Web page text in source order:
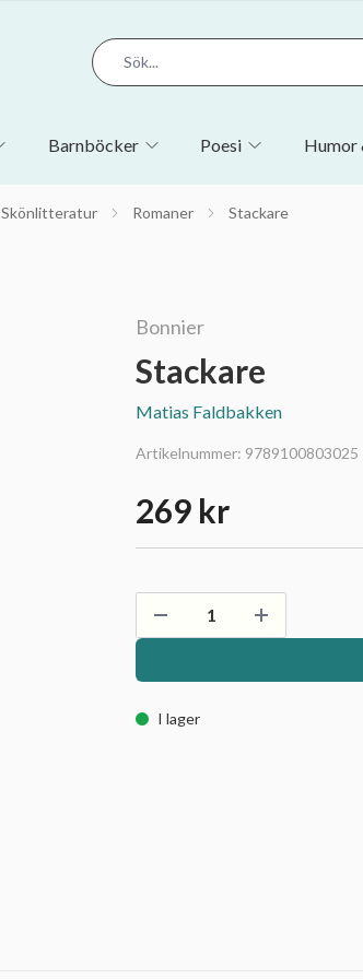
Barnböcker Poesi Humor
Skönlitteratur Romaner Stackare
Bonnier
Stackare
Matias Faldbakken
Artikelnummer: 9789100803025
269 kr
I lager